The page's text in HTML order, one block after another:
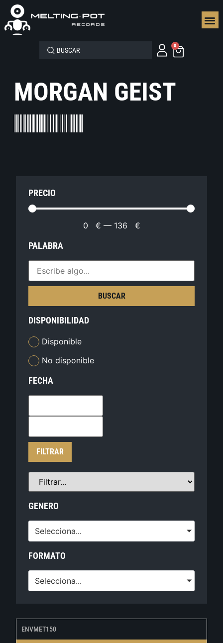
0
MORGAN GEIST
PRECIO
0 € — 136 €
PALABRA
BUSCAR
DISPONIBILIDAD
Disponible
No disponible
FECHA
FILTRAR
GENERO
Selecciona...
FORMATO
Selecciona...
ENVMET150